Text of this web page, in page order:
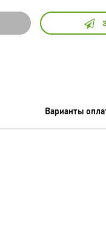
Варианты